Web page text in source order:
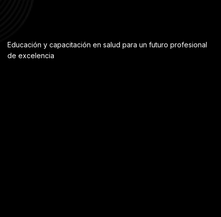
Educación y capacitación en salud para un futuro profesional
de excelencia